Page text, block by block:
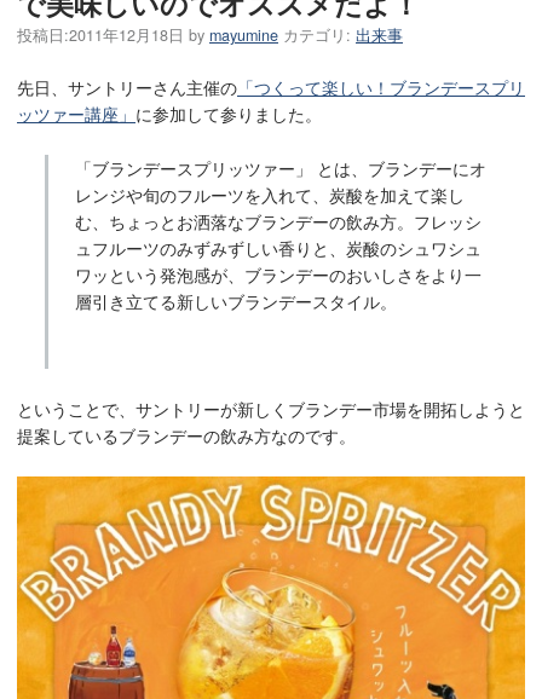
投稿日:2011年12月18日 by mayumine カテゴリ: 出来事
先日、サントリーさん主催の 「つくって楽しい！ブランデースプリ
ッツァー講座」 に参加して参りました。
「ブランデースプリッツァー」 とは、ブランデーにオ
レンジや旬のフルーツを入れて、炭酸を加えて楽し
む、ちょっとお洒落なブランデーの飲み方。フレッシ
ュフルーツのみずみずしい香りと、炭酸のシュワシュ
ワッという発泡感が、ブランデーのおいしさをより一
層引き立てる新しいブランデースタイル。
ということで、サントリーが新しくブランデー市場を開拓しようと
提案しているブランデーの飲み方なのです。